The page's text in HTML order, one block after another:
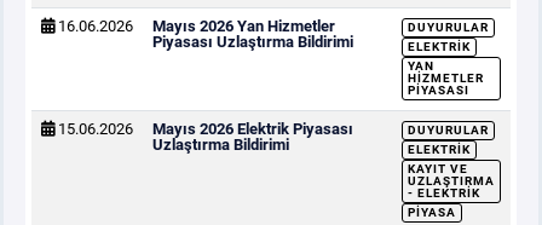
16.06.2026
Mayıs 2026 Yan Hizmetler
Piyasası Uzlaştırma Bildirimi
DUYURULAR
ELEKTRIK
YAN
HIZMETLER
PIYASASI
15.06.2026
Mayıs 2026 Elektrik Piyasası
Uzlaştırma Bildirimi
DUYURULAR
ELEKTRIK
KAYIT VE
UZLAŞTIRMA
- ELEKTRIK
PIYASA